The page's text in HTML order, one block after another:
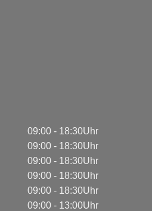
09:00 - 18:30Uhr
09:00 - 18:30Uhr
09:00 - 18:30Uhr
09:00 - 18:30Uhr
09:00 - 18:30Uhr
09:00 - 13:00Uhr